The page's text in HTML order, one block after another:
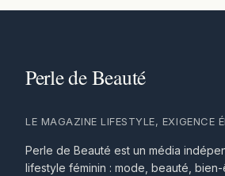
LE MAGAZINE LIFESTYLE, EXIGENCE
Perle de Beauté est un média
lifestyle féminin : mode, beauté, bien-